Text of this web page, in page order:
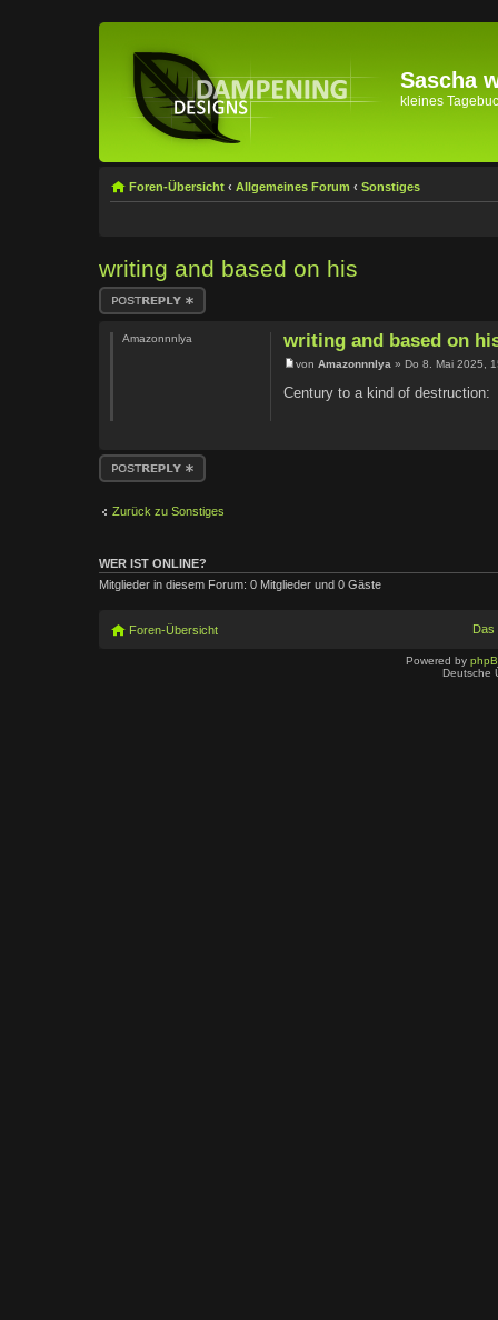
Sascha
kleines
Foren-Übersicht ‹ Allgemeines Forum ‹ Sonstiges
writing and based on his
Antwort erstellen
writing and based on
vonAmazonnnlya » Do 8. Mai 2025,
Century to a kind of destruction:
Amazonnnlya
Antwort erstellen
Zurück zu Sonstiges
WER IST ONLINE?
Mitglieder in diesem Forum: 0 Mitglieder und 0 Gäste
Foren-Übersicht Das
Powered by
Deutsche